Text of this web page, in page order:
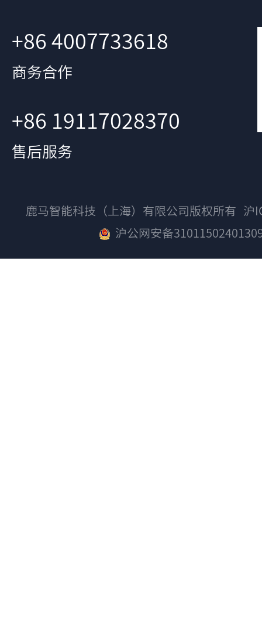
+86 4007733618
商务合作
+86 19117028370
售后服务
鹿马智能科技（上海）有限公司版权所有 沪
沪公网安备